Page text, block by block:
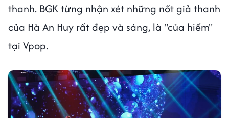
thanh. BGK từng nhận xét những nốt giả thanh
của Hà An Huy rất đẹp và sáng, là "của hiếm"
tại Vpop.